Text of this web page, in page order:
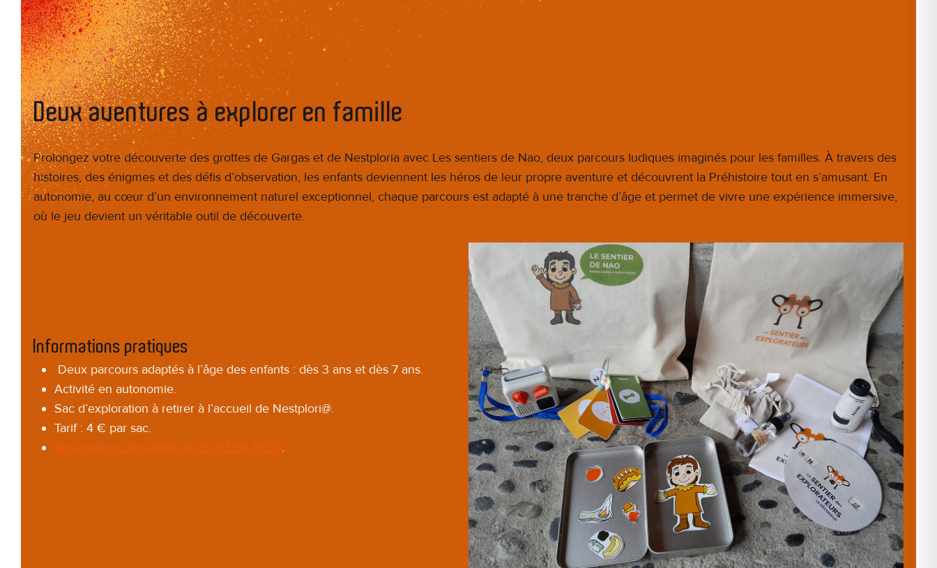
Deux aventures à explorer en famille
Prolongez votre découverte des grottes de Gargas et de Nestploria avec Les sentiers de Nao, deux parcours ludiques imaginés pour les familles. À travers des
histoires, des énigmes et des défis d’observation, les enfants deviennent les héros de leur propre aventure et découvrent la Préhistoire tout en s’amusant. En
autonomie, au cœur d’un environnement naturel exceptionnel, chaque parcours est adapté à une tranche d’âge et permet de vivre une expérience immersive,
où le jeu devient un véritable outil de découverte.
Informations pratiques
Deux parcours adaptés à l’âge des enfants : dès 3 ans et dès 7 ans.
Activité en autonomie.
Sac d’exploration à retirer à l’accueil de Nestplori@.
Tarif : 4 € par sac.
Réservation conseillée au 05 62 98 81 50.